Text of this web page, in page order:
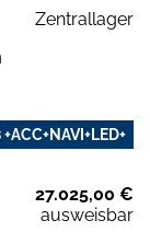
Zentrallager
27.025,00 €
ausweisbar